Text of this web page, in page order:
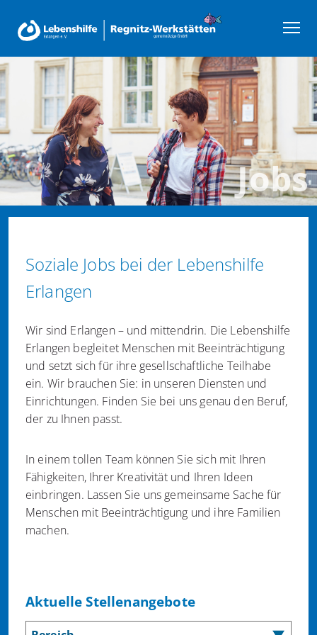
Jobs
Soziale Jobs bei der Lebenshilfe
Erlangen
Wir sind Erlangen – und mittendrin. Die Lebenshilfe
Erlangen begleitet Menschen mit Beeinträchtigung
und setzt sich für ihre gesellschaftliche Teilhabe
ein. Wir brauchen Sie: in unseren Diensten und
Einrichtungen. Finden Sie bei uns genau den Beruf,
der zu Ihnen passt.
In einem tollen Team können Sie sich mit Ihren
Fähigkeiten, Ihrer Kreativität und Ihren Ideen
einbringen. Lassen Sie uns gemeinsame Sache für
Menschen mit Beeinträchtigung und ihre Familien
machen.
Aktuelle Stellenangebote